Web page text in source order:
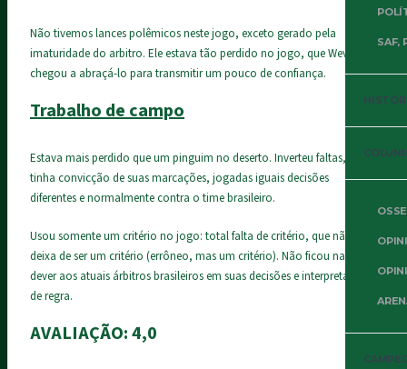
SAF,
Não tivemos lances polêmicos neste jogo, exceto gerado pela
imaturidade do arbitro. Ele estava tão perdido no jogo, que Weverton
chegou a abraçá-lo para transmitir um pouco de confiança.
Trabalho de campo
Estava mais perdido que um pinguim no deserto. Inverteu faltas, não
tinha convicção de suas marcações, jogadas iguais decisões
diferentes e normalmente contra o time brasileiro.
Usou somente um critério no jogo: total falta de critério, que não
deixa de ser um critério (errôneo, mas um critério). Não ficou nada a
dever aos atuais árbitros brasileiros em suas decisões e interpretações
de regra.
AVALIAÇÃO:4,0